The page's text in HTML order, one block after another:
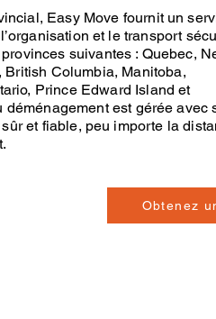
Easy Move fournit un
et le transport
suivantes : Quebec,
, British Columbia, Manitoba,
, Prince Edward Island et
déménagementest gérée avec
et fiable, peu importe la
Obtenez